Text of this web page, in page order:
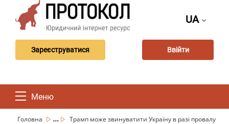
UA
Зареєструватися Ввійти
Меню
Головна ...
Трамп може звинуватити Україну в разі провалу